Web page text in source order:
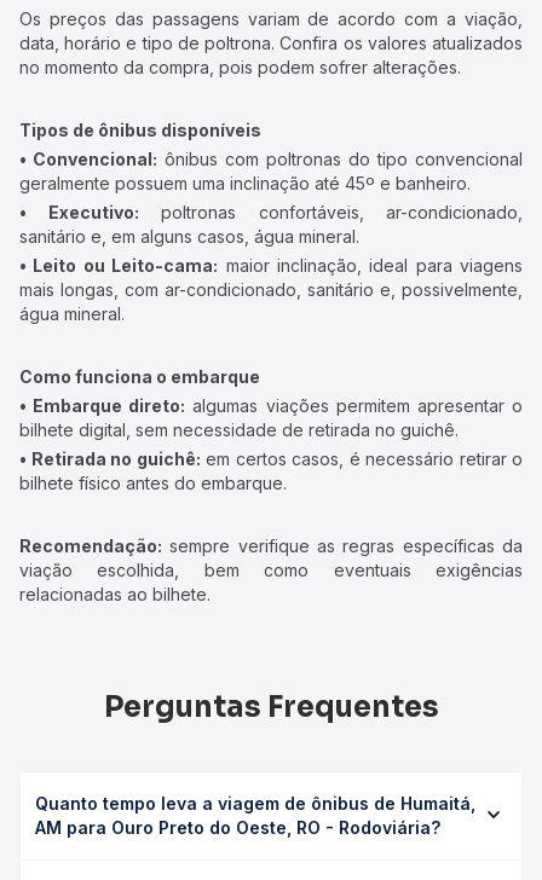
Os preços das passagens variam de acordo com a viação,
data, horário e tipo de poltrona. Confira os valores atualizados
no momento da compra, pois podem sofrer alterações.
Tipos de ônibus disponíveis
• Convencional: ônibus com poltronas do tipo convencional
geralmente possuem uma inclinação até 45º e banheiro.
• Executivo: poltronas confortáveis, ar-condicionado,
sanitário e, em alguns casos, água mineral.
• Leito ou Leito-cama: maior inclinação, ideal para viagens
mais longas, com ar-condicionado, sanitário e, possivelmente,
água mineral.
Como funciona o embarque
• Embarque direto: algumas viações permitem apresentar o
bilhete digital, sem necessidade de retirada no guichê.
• Retirada no guichê: em certos casos, é necessário retirar o
bilhete físico antes do embarque.
Recomendação: sempre verifique as regras específicas da
viação escolhida, bem como eventuais exigências
relacionadas ao bilhete.
Perguntas Frequentes
Quanto tempo leva a viagem de ônibus de Humaitá,
AM para Ouro Preto do Oeste, RO - Rodoviária?